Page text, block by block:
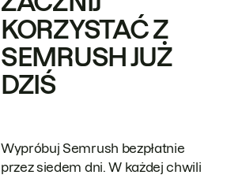
KORZYSTAĆ Z
SEMRUSH JUŻ
DZIŚ
Wypróbuj Semrush bezpłatnie
przez siedem dni. W każdej chwili